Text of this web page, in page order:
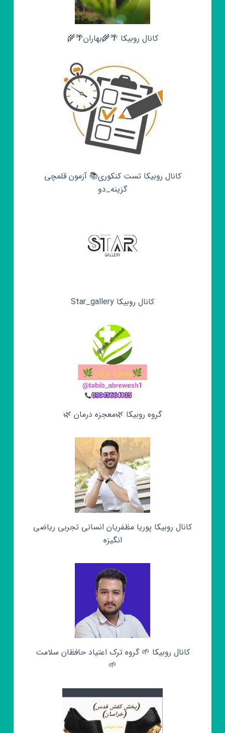
کانال روبیکا 🌴🌾بهاران🌴🌾
کانال روبیکا تست کنکوری📚 آزمون قلمچی‌‌
گزینه_دو
کانال روبیکا Star_gallery
گروه روبیکا 🌿معجزه درمان 🌿
کانال روبیکا پوریا مظفریان انسانی تجربی ریاضی
انگیزه
کانال روبیکا 🌱 گروه ترک اعتیاد حافظان سلامت
🌱